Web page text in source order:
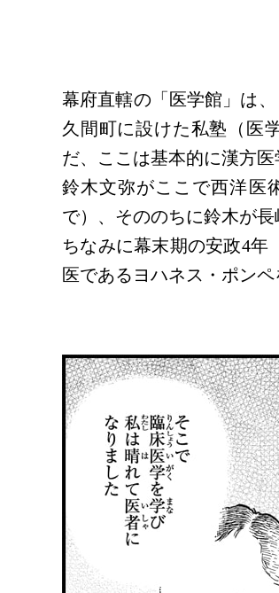
幕府直轄の「医学館」は
久間町に設けた私塾（医
だ、ここは基本的に漢方
鈴木文弥がここで西洋医
で）、そののちに鈴木が
ちなみに幕末期の安政4年
医であるヨハネス・ポン